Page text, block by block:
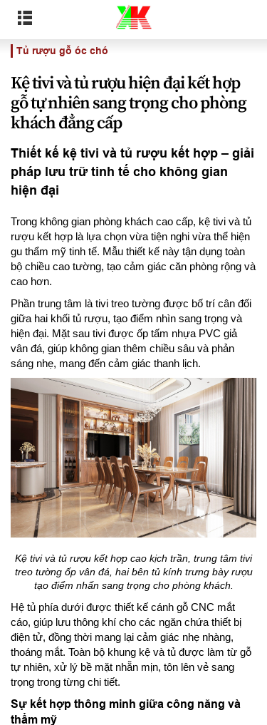
Tủ rượu gỗ óc chó
Kệ tivi và tủ rượu hiện đại kết hợp
gỗ tự nhiên sang trọng cho phòng
khách đẳng cấp
Thiết kế kệ tivi và tủ rượu kết hợp – giải
pháp lưu trữ tinh tế cho không gian
hiện đại
Trong không gian phòng khách cao cấp, kệ tivi và tủ
rượu kết hợp là lựa chọn vừa tiện nghi vừa thể hiện
gu thẩm mỹ tinh tế. Mẫu thiết kế này tận dụng toàn
bộ chiều cao tường, tạo cảm giác căn phòng rộng và
cao hơn.
Phần trung tâm là tivi treo tường được bố trí cân đối
giữa hai khối tủ rượu, tạo điểm nhìn sang trọng và
hiện đại. Mặt sau tivi được ốp tấm nhựa PVC giả
vân đá, giúp không gian thêm chiều sâu và phản
sáng nhẹ, mang đến cảm giác thanh lịch.
Kệ tivi và tủ rượu kết hợp cao kịch trần, trung tâm tivi
treo tường ốp vân đá, hai bên tủ kính trưng bày rượu
tạo điểm nhấn sang trọng cho phòng khách.
Hệ tủ phía dưới được thiết kế cánh gỗ CNC mắt
cáo, giúp lưu thông khí cho các ngăn chứa thiết bị
điện tử, đồng thời mang lại cảm giác nhẹ nhàng,
thoáng mắt. Toàn bộ khung kệ và tủ được làm từ gỗ
tự nhiên, xử lý bề mặt nhẵn mịn, tôn lên vẻ sang
trọng trong từng chi tiết.
Sự kết hợp thông minh giữa công năng và
thẩm mỹ